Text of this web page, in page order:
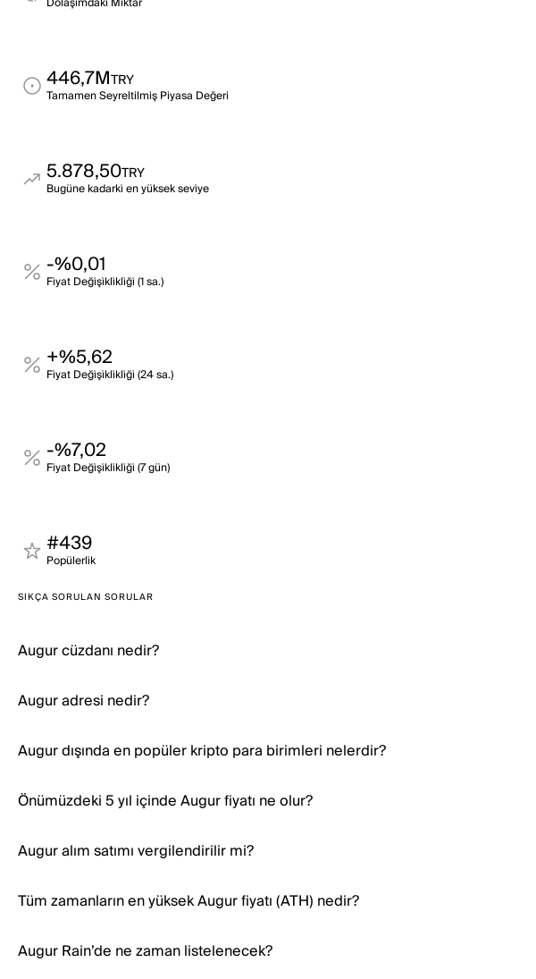
446,7MTRY
Tamamen Seyreltilmiş Piyasa Değeri
5.878,50TRY
Bugüne kadarki̇ en yüksek sevi̇ye
-%0,01
Fi̇yat Deği̇şi̇kli̇kli̇ği̇ (1 sa.)
+%5,62
Fi̇yat Deği̇şi̇kli̇kli̇ği̇ (24 sa.)
-%7,02
Fi̇yat Deği̇şi̇kli̇kli̇ği̇ (7 gün)
#439
Popülerli̇k
SIKÇA SORULAN SORULAR
Augur cüzdanı nedir?
Augur adresi nedir?
Augur dışında en popüler kripto para birimleri nelerdir?
Önümüzdeki 5 yıl içinde Augur fiyatı ne olur?
Augur alım satımı vergilendirilir mi?
Tüm zamanların en yüksek Augur fiyatı (ATH) nedir?
Augur Rain’de ne zaman listelenecek?